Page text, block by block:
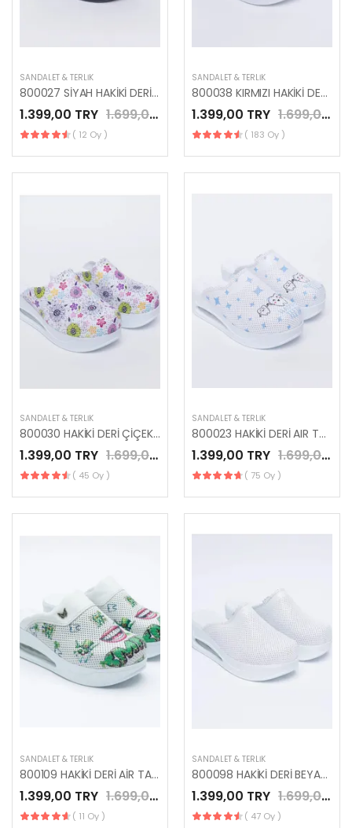
SANDALET & TERLIK
800027 SİYAH HAKİKİ DERİ AIR TABAN TERLİK
1.399,00 TRY 1.699,00 TRY
( 12 Oy )
SANDALET & TERLIK
800038 KIRMIZI HAKİKİ DERİ AIR TABAN TERLİK
1.399,00 TRY 1.699,00 TRY
( 183 Oy )
SANDALET & TERLIK
800030 HAKİKİ DERİ ÇİÇEK DESENLİ AIR TABAN TERLİK
1.399,00 TRY 1.699,00 TRY
( 45 Oy )
SANDALET & TERLIK
800023 HAKİKİ DERİ AIR TABAN DİŞÇİ TERLİĞİ
1.399,00 TRY 1.699,00 TRY
( 75 Oy )
SANDALET & TERLIK
800109 HAKİKİ DERİ AİR TABAN DİŞÇİ TERLİĞİ
1.399,00 TRY 1.699,00 TRY
( 11 Oy )
SANDALET & TERLIK
800098 HAKİKİ DERİ BEYAZ AIR TABAN TERLİK
1.399,00 TRY 1.699,00 TRY
( 47 Oy )